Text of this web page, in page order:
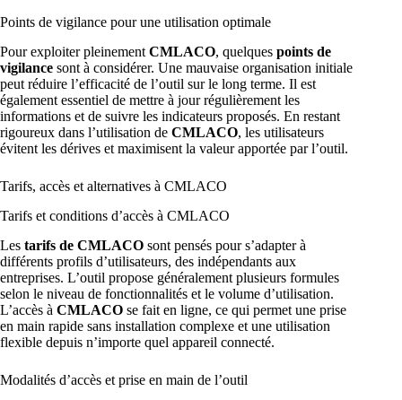
Points de vigilance pour une utilisation optimale
Pour exploiter pleinement CMLACO, quelques points de
vigilance sont à considérer. Une mauvaise organisation initiale
peut réduire l’efficacité de l’outil sur le long terme. Il est
également essentiel de mettre à jour régulièrement les
informations et de suivre les indicateurs proposés. En restant
rigoureux dans l’utilisation de CMLACO, les utilisateurs
évitent les dérives et maximisent la valeur apportée par l’outil.
Tarifs, accès et alternatives à CMLACO
Tarifs et conditions d’accès à CMLACO
Les tarifs de CMLACO sont pensés pour s’adapter à
différents profils d’utilisateurs, des indépendants aux
entreprises. L’outil propose généralement plusieurs formules
selon le niveau de fonctionnalités et le volume d’utilisation.
L’accès à CMLACO se fait en ligne, ce qui permet une prise
en main rapide sans installation complexe et une utilisation
flexible depuis n’importe quel appareil connecté.
Modalités d’accès et prise en main de l’outil